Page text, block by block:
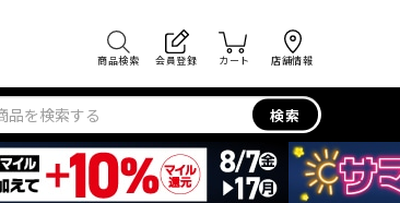
商品検索 会員登録 カート 店舗情報
検索